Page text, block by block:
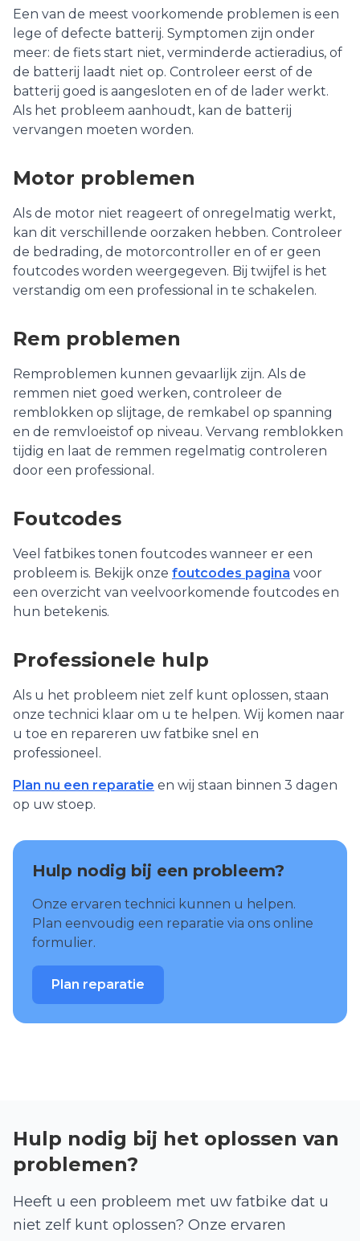
Contact
4.9 /
132
reviews
Een van de meest voorkomende problemen is een
lege of defecte batterij. Symptomen zijn onder
meer: de fiets start niet, verminderde actieradius, of
de batterij laadt niet op. Controleer eerst of de
batterij goed is aangesloten en of de lader werkt.
Als het probleem aanhoudt, kan de batterij
vervangen moeten worden.
Motor problemen
Als de motor niet reageert of onregelmatig werkt,
kan dit verschillende oorzaken hebben. Controleer
de bedrading, de motorcontroller en of er geen
foutcodes worden weergegeven. Bij twijfel is het
verstandig om een professional in te schakelen.
Rem problemen
Remproblemen kunnen gevaarlijk zijn. Als de
remmen niet goed werken, controleer de
remblokken op slijtage, de remkabel op spanning
en de remvloeistof op niveau. Vervang remblokken
tijdig en laat de remmen regelmatig controleren
door een professional.
Foutcodes
Veel fatbikes tonen foutcodes wanneer er een
probleem is. Bekijk onze foutcodes pagina voor
een overzicht van veelvoorkomende foutcodes en
hun betekenis.
Professionele hulp
Als u het probleem niet zelf kunt oplossen, staan
onze technici klaar om u te helpen. Wij komen naar
u toe en repareren uw fatbike snel en
professioneel.
Plan nu een reparatie en wij staan binnen 3 dagen
op uw stoep.
Hulp nodig bij een probleem?
Onze ervaren technici kunnen u helpen.
Plan eenvoudig een reparatie via ons online
formulier.
Plan reparatie
Hulp nodig bij het oplossen van
problemen?
Heeft u een probleem met uw fatbike dat u
niet zelf kunt oplossen? Onze ervaren